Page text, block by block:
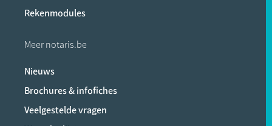
Rekenmodules
Meer notaris.be
Nieuws
Brochures & infofiches
Veelgestelde vragen